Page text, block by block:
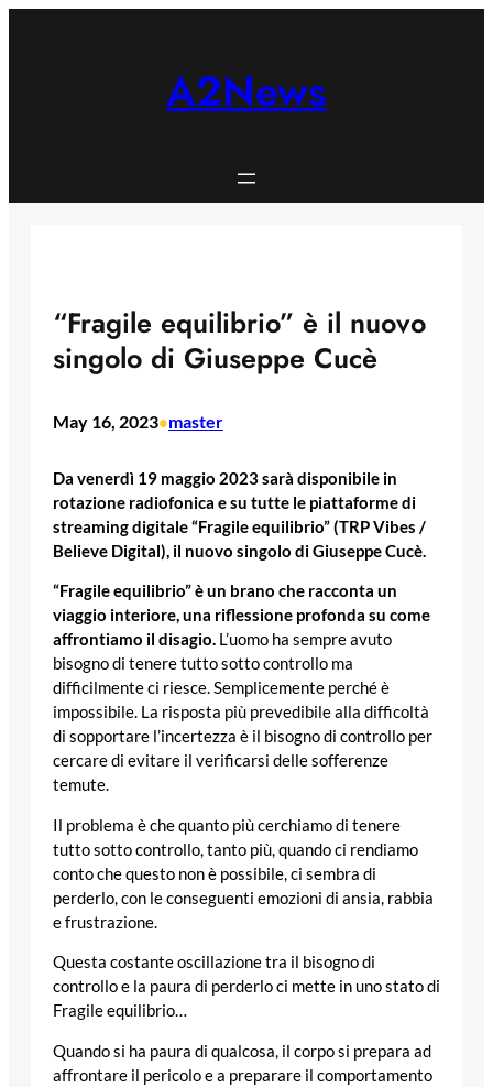
A2News
“Fragile equilibrio” è il nuovo
singolo di Giuseppe Cucè
May 16, 2023•master
Da venerdì 19 maggio 2023 sarà disponibile in
rotazione radiofonica e su tutte le piattaforme di
streaming digitale “Fragile equilibrio” (TRP Vibes /
Believe Digital), il nuovo singolo di Giuseppe Cucè.
“Fragile equilibrio” è un brano che racconta un
viaggio interiore, una riflessione profonda su come
affrontiamo il disagio. L’uomo ha sempre avuto
bisogno di tenere tutto sotto controllo ma
difficilmente ci riesce. Semplicemente perché è
impossibile. La risposta più prevedibile alla difficoltà
di sopportare l’incertezza è il bisogno di controllo per
cercare di evitare il verificarsi delle sofferenze
temute.
Il problema è che quanto più cerchiamo di tenere
tutto sotto controllo, tanto più, quando ci rendiamo
conto che questo non è possibile, ci sembra di
perderlo, con le conseguenti emozioni di ansia, rabbia
e frustrazione.
Questa costante oscillazione tra il bisogno di
controllo e la paura di perderlo ci mette in uno stato di
Fragile equilibrio…
Quando si ha paura di qualcosa, il corpo si prepara ad
affrontare il pericolo e a preparare il comportamento